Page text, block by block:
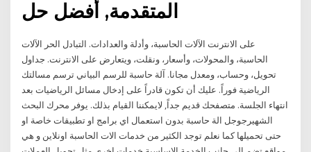
على الانترنت الآلات الحاسبة، وأدلة والعدادات. التبادل الحر الآلات
الحاسبة، والمحولات، وأسعار، ونقلت، ويتعارض على الانترنت. جداول
تحويل، وحساب، ومعدل مجانا. آلة حاسبة للرسم البياني ترسم مسالتك
الرياضية فوراً. عليك أن تكون قادراً على إدخال مسائل الرياضيات بعد
انتهاء الجلسة. متصفحك قديم جداً, لايمكننا القيام بذلك. يوفر محرك البحث
الشهيرجوجل الة حاسبة بدون استعمال اي برامج او تطبيقات خاصة او
حتى تحميلها كما نعلم توجد الكثير من خدمات الات الحاسبة اونلاين و هي